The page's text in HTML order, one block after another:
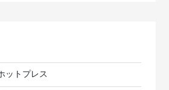
ットプレス